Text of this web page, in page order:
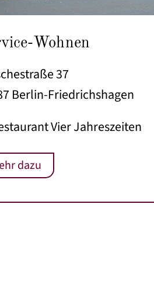
Wohnen
37
Berlin-Friedrichshagen
Vier Jahreszeiten
dazu